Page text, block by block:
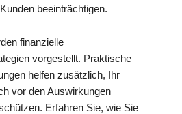
beeinträchtigen.
finanzielle
vorgestellt. Praktische
helfen zusätzlich, Ihr
vor den Auswirkungen
Erfahren Sie, wie Sie